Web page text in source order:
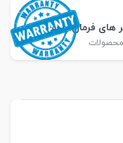
های فرمان پارس